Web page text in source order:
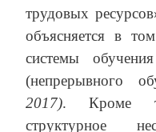
трудовых
объясняется в
системы
(непрерывного
2017). Кроме
структурное